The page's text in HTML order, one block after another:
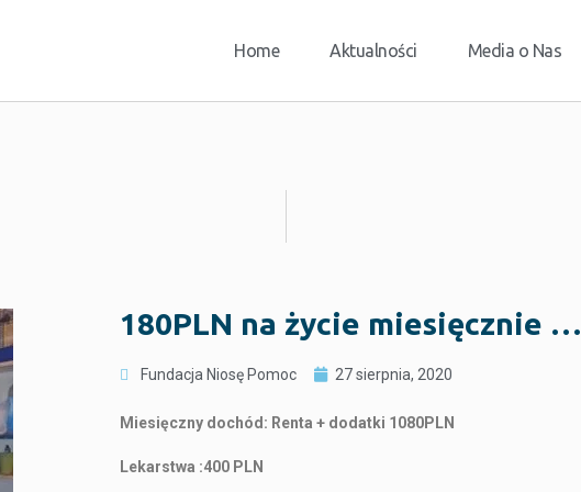
Home Aktualności Media o Nas
180PLN na życie miesięcznie …
Fundacja Niosę Pomoc 27 sierpnia, 2020
Miesięczny dochód: Renta + dodatki 1080PLN
Lekarstwa :400 PLN